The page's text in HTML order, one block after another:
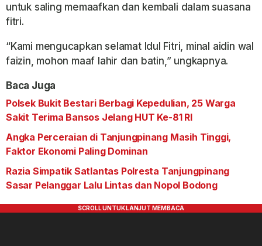
untuk saling memaafkan dan kembali dalam suasana
fitri.
“Kami mengucapkan selamat Idul Fitri, minal aidin wal
faizin, mohon maaf lahir dan batin,” ungkapnya.
Baca Juga
Polsek Bukit Bestari Berbagi Kepedulian, 25 Warga
Sakit Terima Bansos Jelang HUT Ke-81 RI
Angka Perceraian di Tanjungpinang Masih Tinggi,
Faktor Ekonomi Paling Dominan
Razia Simpatik Satlantas Polresta Tanjungpinang
Sasar Pelanggar Lalu Lintas dan Nopol Bodong